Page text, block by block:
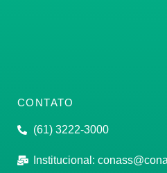
CONTATO
(61) 3222-3000
Institucional: